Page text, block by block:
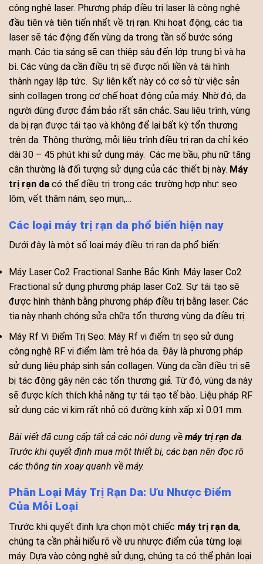
công nghệ laser. Phương pháp điều trị laser là công nghệ
đầu tiên và tiên tiến nhất về trị rạn. Khi hoạt động, các tia
laser sẽ tác động đến vùng da trong tần số bước sóng
mạnh. Các tia sáng sẽ can thiệp sâu đến lớp trung bì và hạ
bì. Các vùng da cần điều trị sẽ được nối liền và tái hình
thành ngay lập tức. Sự liên kết này có cơ sở từ việc sản
sinh collagen trong cơ chế hoạt động của máy. Nhờ đó, da
người dùng được đảm bảo rất săn chắc. Sau liệu trình, vùng
da bị rạn được tái tạo và không để lại bất kỳ tổn thương
trên da. Thông thường, mỗi liệu trình điều trị rạn da chỉ kéo
dài 30 – 45 phút khi sử dụng máy. Các mẹ bầu, phụ nữ tăng
cân thường là đối tượng sử dụng của các thiết bị này. Máy
trị rạn da có thể điều trị trong các trường hợp như: sẹo
lõm, vết thâm nám, sẹo mụn,…
Các loại máy trị rạn da phổ biến hiện nay
Dưới đây là một số loại máy điều trị rạn da phổ biến:
Máy Laser Co2 Fractional Sanhe Bắc Kinh: Máy laser Co2
Fractional sử dụng phương pháp laser Co2. Sự tái tạo sẽ
được hình thành bằng phương pháp điều trị bằng laser. Các
tia này nhanh chóng sửa chữa tổn thương vùng da điều trị.
Máy Rf Vi Điểm Trị Sẹo: Máy Rf vi điểm trị sẹo sử dụng
công nghệ RF vi điểm làm trẻ hóa da. Đây là phương pháp
sử dụng liệu pháp sinh sản collagen. Vùng da cần điều trị sẽ
bị tác động gây nên các tổn thương giả. Từ đó, vùng da này
sẽ được kích thích khả năng tự tái tạo tế bào. Liệu pháp RF
sử dụng các vi kim rất nhỏ có đường kính xấp xỉ 0.01 mm.
Bài viết đã cung cấp tất cả các nội dung về máy trị rạn da.
Trước khi quyết định mua một thiết bị, các bạn nên đọc rõ
các thông tin xoay quanh về máy.
Phân Loại Máy Trị Rạn Da: Ưu Nhược Điểm
Của Mỗi Loại
Trước khi quyết định lựa chọn một chiếc máy trị rạn da,
chúng ta cần phải hiểu rõ về ưu nhược điểm của từng loại
máy. Dựa vào công nghệ sử dụng, chúng ta có thể phân loại